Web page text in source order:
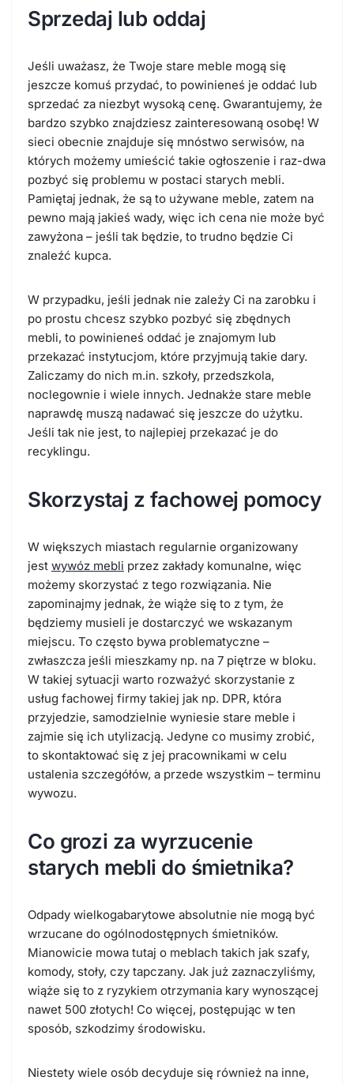
Sprzedaj lub oddaj
Jeśli uważasz, że Twoje stare meble mogą się
jeszcze komuś przydać, to powinieneś je oddać lub
sprzedać za niezbyt wysoką cenę. Gwarantujemy, że
bardzo szybko znajdziesz zainteresowaną osobę! W
sieci obecnie znajduje się mnóstwo serwisów, na
których możemy umieścić takie ogłoszenie i raz-dwa
pozbyć się problemu w postaci starych mebli.
Pamiętaj jednak, że są to używane meble, zatem na
pewno mają jakieś wady, więc ich cena nie może być
zawyżona – jeśli tak będzie, to trudno będzie Ci
znaleźć kupca.
W przypadku, jeśli jednak nie zależy Ci na zarobku i
po prostu chcesz szybko pozbyć się zbędnych
mebli, to powinieneś oddać je znajomym lub
przekazać instytucjom, które przyjmują takie dary.
Zaliczamy do nich m.in. szkoły, przedszkola,
noclegownie i wiele innych. Jednakże stare meble
naprawdę muszą nadawać się jeszcze do użytku.
Jeśli tak nie jest, to najlepiej przekazać je do
recyklingu.
Skorzystaj z fachowej pomocy
W większych miastach regularnie organizowany
jest wywóz mebli przez zakłady komunalne, więc
możemy skorzystać z tego rozwiązania. Nie
zapominajmy jednak, że wiąże się to z tym, że
będziemy musieli je dostarczyć we wskazanym
miejscu. To często bywa problematyczne –
zwłaszcza jeśli mieszkamy np. na 7 piętrze w bloku.
W takiej sytuacji warto rozważyć skorzystanie z
usług fachowej firmy takiej jak np. DPR, która
przyjedzie, samodzielnie wyniesie stare meble i
zajmie się ich utylizacją. Jedyne co musimy zrobić,
to skontaktować się z jej pracownikami w celu
ustalenia szczegółów, a przede wszystkim – terminu
wywozu.
Co grozi za wyrzucenie
starych mebli do śmietnika?
Odpady wielkogabarytowe absolutnie nie mogą być
wrzucane do ogólnodostępnych śmietników.
Mianowicie mowa tutaj o meblach takich jak szafy,
komody, stoły, czy tapczany. Jak już zaznaczyliśmy,
wiąże się to z ryzykiem otrzymania kary wynoszącej
nawet 500 złotych! Co więcej, postępując w ten
sposób, szkodzimy środowisku.
Niestety wiele osób decyduje się również na inne,